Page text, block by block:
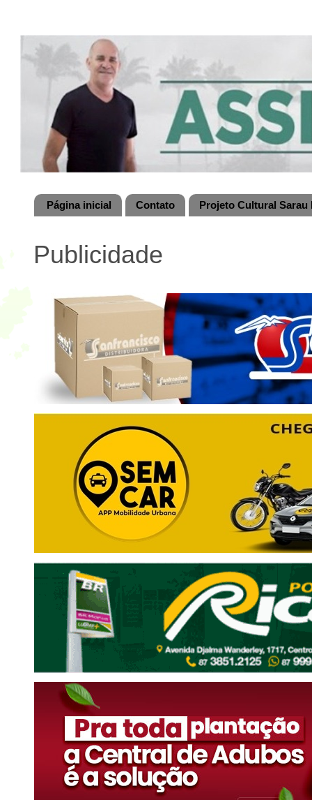
Página inicial Contato Projeto Cultural
Publicidade